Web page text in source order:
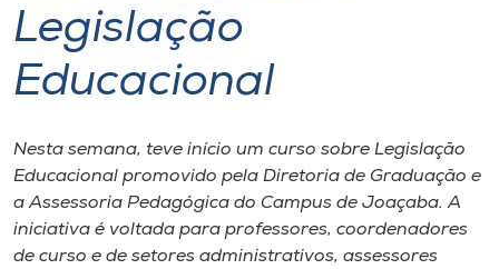
Atendimento ao Estudante
Portal de Ensino
A
Internacionalização
Legislação
Educacional
Nesta semana, teve início um curso sobre Legislação
Educacional promovido pela Diretoria de Graduação e
a Assessoria Pedagógica do Campus de Joaçaba. A
iniciativa é voltada para professores, coordenadores
de curso e de setores administrativos, assessores